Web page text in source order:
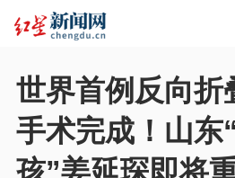
世界首例反向折
手术完成！山东